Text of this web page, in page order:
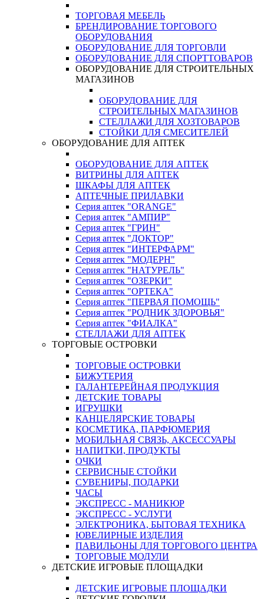
ТОРГОВАЯ МЕБЕЛЬ
БРЕНДИРОВАНИЕ ТОРГОВОГО
ОБОРУДОВАНИЯ
ОБОРУДОВАНИЕ ДЛЯ ТОРГОВЛИ
ОБОРУДОВАНИЕ ДЛЯ СПОРТТОВАРОВ
ОБОРУДОВАНИЕ ДЛЯ СТРОИТЕЛЬНЫХ
МАГАЗИНОВ
ОБОРУДОВАНИЕ ДЛЯ
СТРОИТЕЛЬНЫХ МАГАЗИНОВ
СТЕЛЛАЖИ ДЛЯ ХОЗТОВАРОВ
СТОЙКИ ДЛЯ СМЕСИТЕЛЕЙ
ОБОРУДОВАНИЕ ДЛЯ АПТЕК
ОБОРУДОВАНИЕ ДЛЯ АПТЕК
ВИТРИНЫ ДЛЯ АПТЕК
ШКАФЫ ДЛЯ АПТЕК
АПТЕЧНЫЕ ПРИЛАВКИ
Серия аптек "ORANGE"
Серия аптек "АМПИР"
Серия аптек "ГРИН"
Серия аптек "ДОКТОР"
Серия аптек "ИНТЕРФАРМ"
Серия аптек "МОДЕРН"
Серия аптек "НАТУРЕЛЬ"
Серия аптек "ОЗЕРКИ"
Серия аптек "ОРТЕКА"
Серия аптек "ПЕРВАЯ ПОМОЩЬ"
Серия аптек "РОДНИК ЗДОРОВЬЯ"
Серия аптек "ФИАЛКА"
СТЕЛЛАЖИ ДЛЯ АПТЕК
ТОРГОВЫЕ ОСТРОВКИ
ТОРГОВЫЕ ОСТРОВКИ
БИЖУТЕРИЯ
ГАЛАНТЕРЕЙНАЯ ПРОДУКЦИЯ
ДЕТСКИЕ ТОВАРЫ
ИГРУШКИ
КАНЦЕЛЯРСКИЕ ТОВАРЫ
КОСМЕТИКА, ПАРФЮМЕРИЯ
МОБИЛЬНАЯ СВЯЗЬ, АКСЕССУАРЫ
НАПИТКИ, ПРОДУКТЫ
ОЧКИ
СЕРВИСНЫЕ СТОЙКИ
СУВЕНИРЫ, ПОДАРКИ
ЧАСЫ
ЭКСПРЕСС - МАНИКЮР
ЭКСПРЕСС - УСЛУГИ
ЭЛЕКТРОНИКА, БЫТОВАЯ ТЕХНИКА
ЮВЕЛИРНЫЕ ИЗДЕЛИЯ
ПАВИЛЬОНЫ ДЛЯ ТОРГОВОГО ЦЕНТРА
ТОРГОВЫЕ МОДУЛИ
ДЕТСКИЕ ИГРОВЫЕ ПЛОЩАДКИ
ДЕТСКИЕ ИГРОВЫЕ ПЛОЩАДКИ